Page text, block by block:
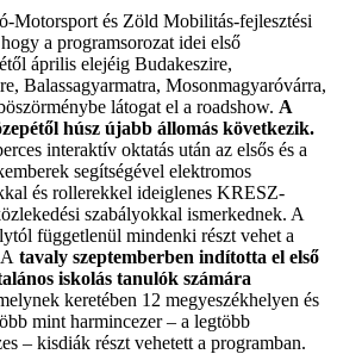
és Zöld Mobilitás-fejlesztési
a programsorozat idei első
április elejéig Budakeszire,
Balassagyarmatra, Mosonmagyaróvárra,
látogat el a roadshow. A
húsz újabb állomás következik.
interaktív oktatás után az elsős és a
segítségével elektromos
és rollerekkel ideiglenes KRESZ-
szabályokkal ismerkednek. A
függetlenül mindenki részt vehet a
tavaly szeptemberben indította el első
iskolás tanulók számára
keretében 12 megyeszékhelyen és
mint harmincezer – a legtöbb
– kisdiák részt vehetett a programban.